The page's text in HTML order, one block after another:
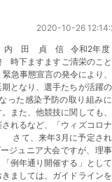
2020-10-26
内 田 貞 信 令和2年度
下ますますご清栄のこ
急事態宣言の発令により
となり、選手たちが活躍
った感染予防の取り組み
また、他競技に関しても
れるなど、「ウィズコロ
さて、来年3月に予定さ
ジュニア大会ですが、理
例年通り開催する」とし
ましては、ガイドライン